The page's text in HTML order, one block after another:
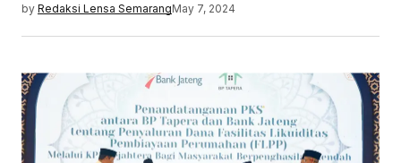
by Redaksi Lensa SemarangMay 7, 2024